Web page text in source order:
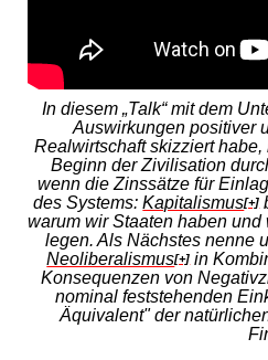
In diesem „Talk“ mit dem
Auswirkungen positiver
Realwirtschaft skizziert
Beginn der Zivilisation
wenn die Zinssätze für
des Systems:Kapitalismus[+]
warum wir Staaten haben
legen. Als Nächstes nenne
Neoliberalismus[+] in
Konsequenzen von
nominal feststehenden
Äquivalent" der